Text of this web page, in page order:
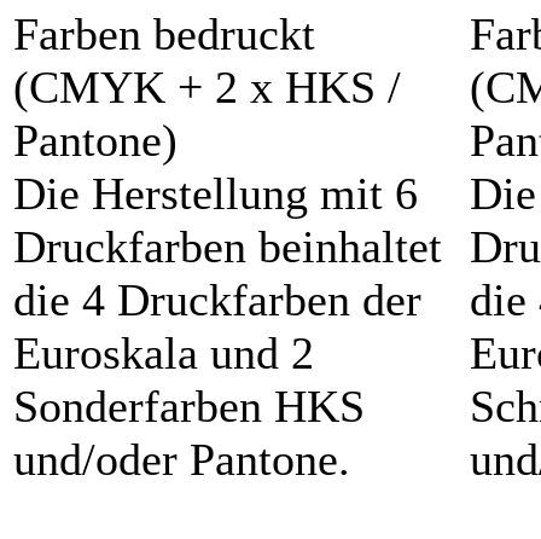
Die Herstellung mit 6
Druckfarben beinhaltet
die 4 Druckfarben der
Euroskala und 2
Sonderfarben HKS
und/oder Pantone.
die